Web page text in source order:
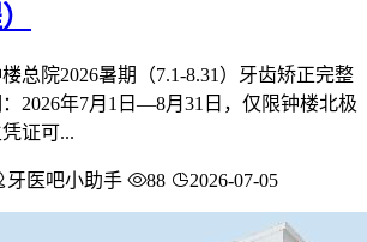
总院2026暑期（7.1-8.31）牙齿矫正完整
2026年7月1日—8月31日，仅限钟楼北极
证可...
牙医吧小助手 88 2026-07-05